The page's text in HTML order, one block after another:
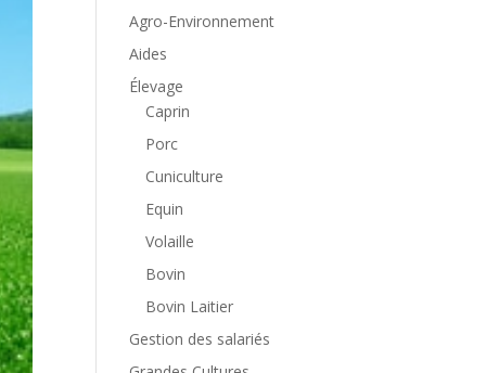
Agro-Environnement
Aides
Élevage
Caprin
Porc
Cuniculture
Equin
Volaille
Bovin
Bovin Laitier
Gestion des salariés